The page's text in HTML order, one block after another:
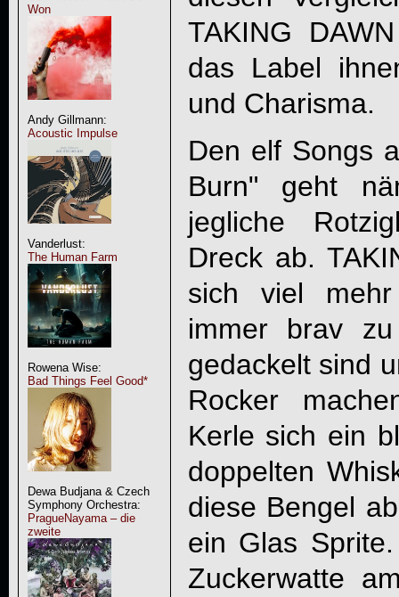
Won
Andy Gillmann:
Acoustic Impulse
Vanderlust:
The Human Farm
Rowena Wise:
Bad Things Feel Good*
Dewa Budjana & Czech
Symphony Orchestra:
PragueNayama – die
zweite
TAKING DAWN
das Label
und Charisma.
Den elf Songs
Burn" geht
jegliche
Dreck ab.
sich viel
immer brav
gedackelt sind
Rocker
Kerle sich ein
doppelten
diese Bengel
ein Glas
Zuckerwatte